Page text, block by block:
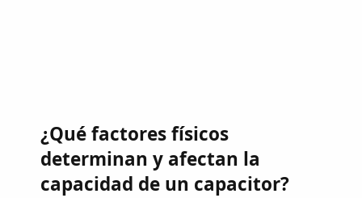
¿Qué factores físicos
determinan y afectan la
capacidad de un capacitor?